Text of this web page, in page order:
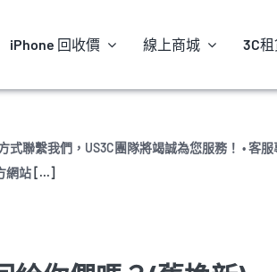
iPhone 回收價 線上商城 3C租
聯繫我們，US3C團隊將竭誠為您服務！ • 客服
網站 [...]